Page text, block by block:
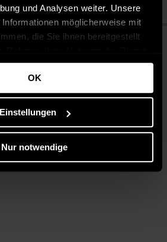
und Analysen weiter. Unsere
möglicherweise mit
die Sie ihnen bereitgestellt
OK
Einstellungen
Nur notwendige